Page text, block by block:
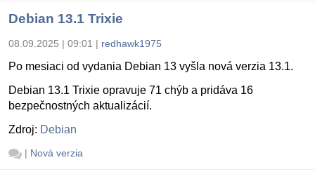
Debian 13.1 Trixie
08.09.2025 | 09:01 | redhawk1975
Po mesiaci od vydania Debian 13 vyšla nová verzia 13.1.
Debian 13.1 Trixie opravuje 71 chýb a pridáva 16
bezpečnostných aktualizácií.
Zdroj: Debian
| Nová verzia